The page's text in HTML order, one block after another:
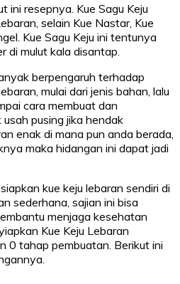
ini resepnya. Kue Sagu Keju
selain Kue Nastar, Kue
Kue Sagu Keju ini tentunya
di mulut kala disantap.
berpengaruh terhadap
mulai dari jenis bahan, lalu
cara membuat dan
pusing jika hendak
enak di mana pun anda berada,
maka hidangan ini dapat jadi
kue keju lebaran sendiri di
sederhana, sajian ini bisa
menjaga kesehatan
Kue Keju Lebaran
0 tahap pembuatan. Berikut ini